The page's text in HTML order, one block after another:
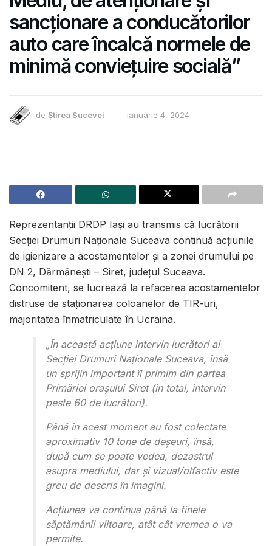
sancționare a conducătorilor
auto care încalcă normele de
minimă conviețuire socială”
de Știrea Sucevei ianuarie 4, 2024
Reprezentanții DRDP Iași au transmis că lucrătorii
Secției Drumuri Naționale Suceava continuă acțiunile
de igienizare a acostamentelor și a zonei drumului pe
DN 2, Dărmănești – Siret, județul Suceava.
Concomitent, se lucrează la refacerea acostamentelor
distruse de staționarea coloanelor de TIR-uri,
majoritatea înmatriculate în Ucraina.
„În această acțiune intervin lucrători ai
Secției Drumuri Naționale Suceava, însă
un sprijin important îl primim din partea
Primăriei orașului Siret (în total, intervin
peste 60 de lucrători).
Până în acest moment au fost colectate
aproximativ 10 tone de deșeuri, însă,
după cum se poate vedea, dezastrul
asupra mediului, dar și vizual/olfactiv este
greu de descris în imagini.
Acțiunea va continua până la finele
săptămânii viitoare, atât cât vremea o va
permite.